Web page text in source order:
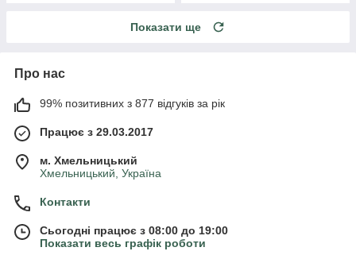
Показати ще
Про нас
99% позитивних з 877 відгуків за рік
Працює з 29.03.2017
м. Хмельницький
Хмельницький, Україна
Контакти
Сьогодні працює з 08:00 до 19:00
Показати весь графік роботи